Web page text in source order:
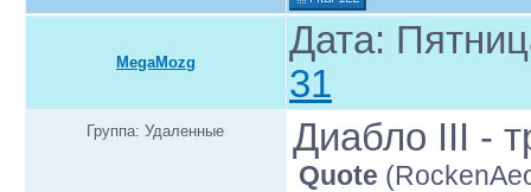
MegaMozg
Дата:
31
Группа: Удаленные Диабло III -
Quote (